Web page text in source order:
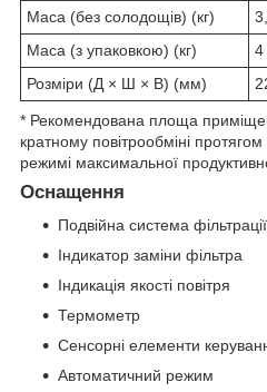
Маса (без солодощів) (кг)
Маса (з упаковкою) (кг)
4
Розміри (Д × Ш × В) (мм)
* Рекомендована площа
кратному повітрообміні
режимі максимальної
Оснащення
Подвійна система фільтрації
Індикатор заміни фільтра
Індикація якості повітря
Термометр
Сенсорні елементи
Автоматичний режим